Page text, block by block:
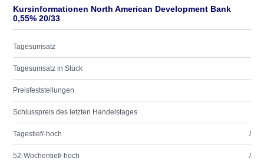
Kursinformationen North American Development Bank
0,55% 20/33
Tagesumsatz
Tagesumsatz in Stück
Preisfeststellungen
Schlusspreis des letzten Handelstages
Tagestief/-hoch /
52-Wochentief/-hoch /